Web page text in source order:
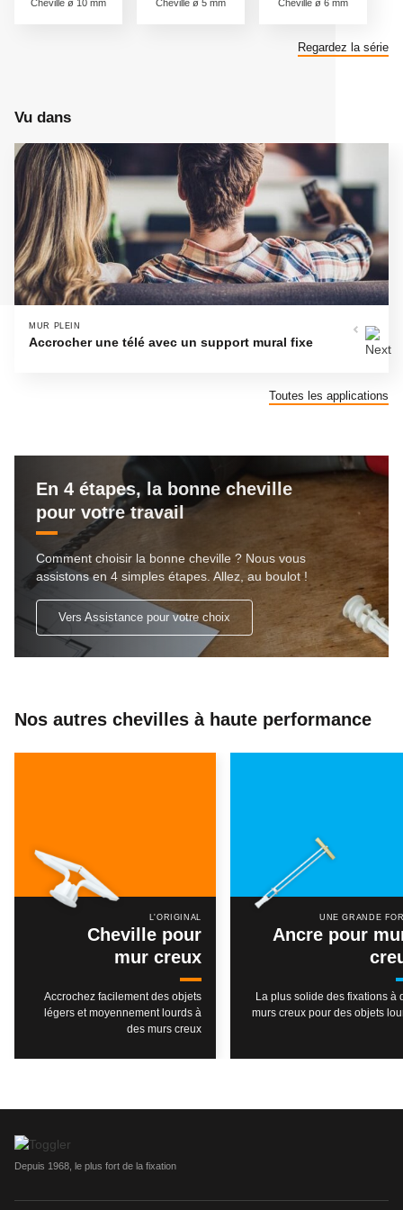
Cheville ø 10 mm Cheville ø 5 mm Cheville ø 6 mm
Regardez la série
Vu dans
MUR PLEIN
Accrocher une télé avec un support mural fixe
Toutes les applications
En 4 étapes, la bonne cheville
pour votre travail
Comment choisir la bonne cheville ? Nous vous
assistons en 4 simples étapes. Allez, au boulot !
Vers Assistance pour votre choix
Nos autres chevilles à haute performance
L'ORIGINAL
Cheville pour
mur creux
Accrochez facilement des objets
légers et moyennement lourds à
des murs creux
UNE GRANDE
Ancre pour
La plus solide des fixations à
murs creux pour des objets
Depuis 1968, le plus fort de la fixation